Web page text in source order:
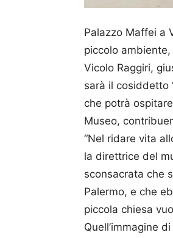
Palazzo Maffei a
piccolo
Vicolo Raggiri,
sarà il cosiddetto
che potrà
Museo,
“Nel ridare vita
la direttrice del
sconsacrata che
Palermo, e che
piccola chiesa
Quell’immagine